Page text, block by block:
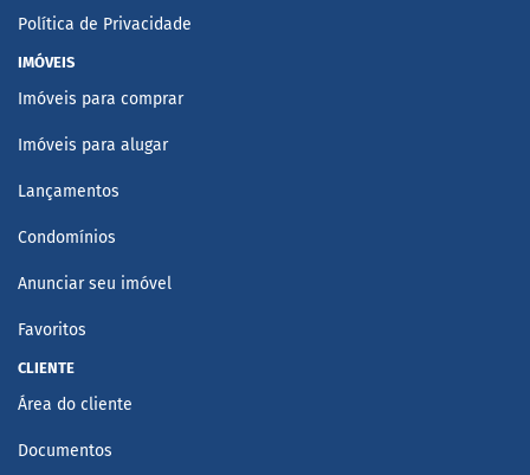
Política de Privacidade
IMÓVEIS
Imóveis para comprar
Imóveis para alugar
Lançamentos
Condomínios
Anunciar seu imóvel
Favoritos
CLIENTE
Área do cliente
Documentos